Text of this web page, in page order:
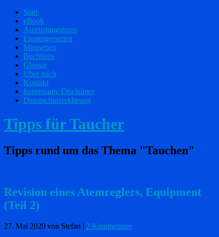
Start
eBook
Ausrüstungstipps
Einsteigerserien
Miniserien
Buchtipps
Glossar
Über mich
Kontakt
Impressum/ Disclaimer
Datenschutzerklärung
Tipps für Taucher
Tipps rund um das Thema "Tauchen"
Revision eines Atemreglers, Equipment
(Teil 2)
27. Mai 2020 von Stefan | 2 Kommentare